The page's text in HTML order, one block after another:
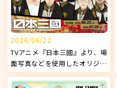
2026/06/22
TVアニメ『日本三國』より、場
面写真などを使用したオリジナ
ルグッズが発売決定！